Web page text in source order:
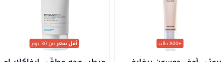
+800 طلب أقل سعرمن 30 يوم